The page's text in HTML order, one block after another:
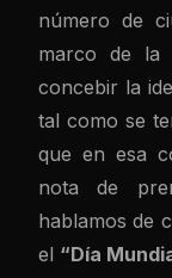
número de
marco de la
concebir la
tal como se
que en esa
nota de
hablamos de
el “Día